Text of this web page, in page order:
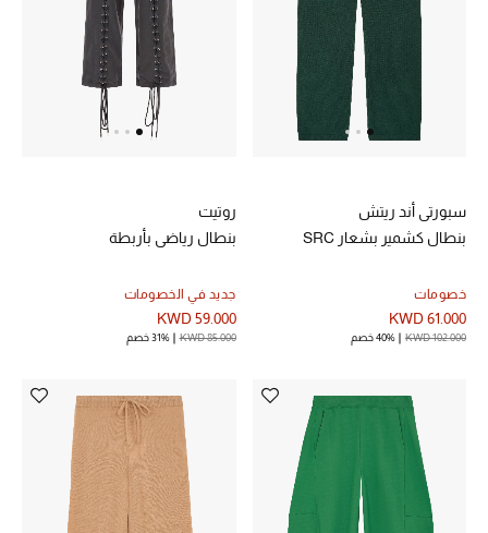
حقائب وأحذية متطابقة
هدايا للنساء
جميع الأحذية النسائية
جميع الإكسسورات النسائية
موضة نسائية
تسوقوا للنساء
الحقائب
سبورتي أند ريتش
بنطال كشمير بشعار SRC
خصومات
KWD 61.000
KWD 102.000 40% خصم
روتيت
بنطال رياضي بأربطة
جديد في الخصومات
KWD 59.000
KWD 85.000 31% خصم